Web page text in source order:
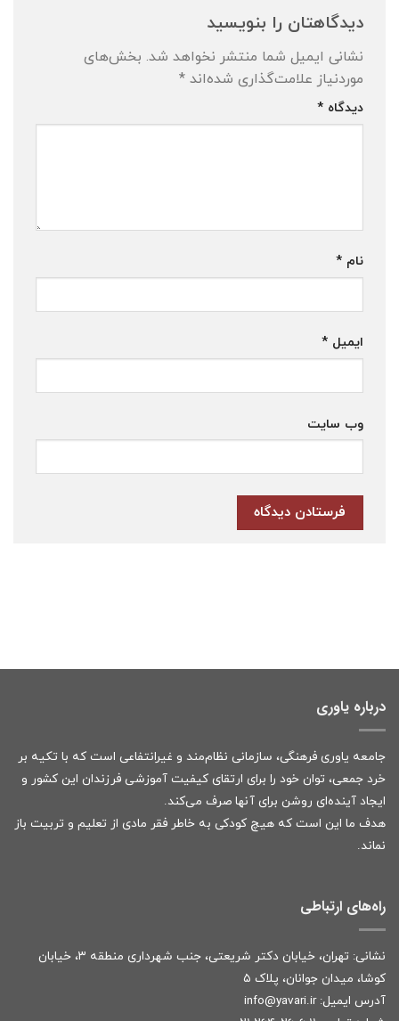
دیدگاهتان را بنویسید
نشانی ایمیل شما منتشر نخواهد شد. بخش‌های
موردنیاز علامت‌گذاری شده‌اند *
دیدگاه *
نام *
ایمیل *
وب‌ سایت
درباره یاوری
جامعه یاوری فرهنگی، سازمانی نظام‌مند و غیرانتفاعی است که با تکیه بر
خرد جمعی، توان خود را برای ارتقای کیفیت آموزشی فرزندان این کشور و
ایجاد آینده‌ای روشن برای آنها صرف می‌کند.
هدف ما این است که هیچ کودکی به خاطر فقر مادی از تعلیم و تربیت باز
نماند.
راه‌های ارتباطی
نشانی: تهران، خیابان دکتر شریعتی، جنب شهرداری منطقه ۳، خیابان
کوشا، میدان جوانان، پلاک ۵
آدرس ایمیل: info@yavari.ir